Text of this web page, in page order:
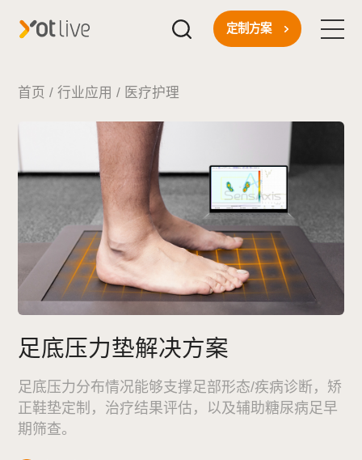
首页
一站式方案
行业应用
关于我们
定制方案
首页 / 行业应用 / 医疗护理
足底压力垫解决方案
足底压力分布情况能够支撑足部形态/疾病诊断，矫
正鞋垫定制， 治疗结果评估，以及辅助糖尿病足早
期筛查。